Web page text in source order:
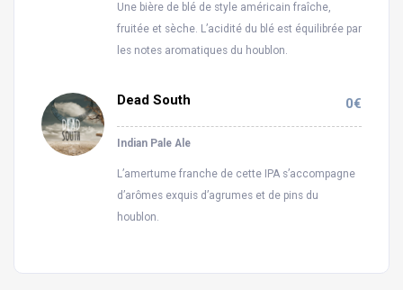
Une bière de blé de style américain fraîche,
fruitée et sèche. L’acidité du blé est équilibrée par
les notes aromatiques du houblon.
Dead South 0€
Indian Pale Ale
L’amertume franche de cette IPA s’accompagne
d’arômes exquis d’agrumes et de pins du
houblon.